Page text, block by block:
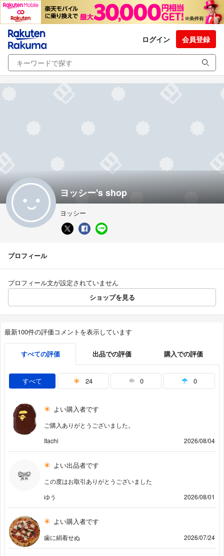
ログイン 会員登録
ヨッシー's shop
ヨッシー
プロフィール
プロフィール文が設定されていません
ショップを見る
最新100件の評価コメントを表示しています
すべての評価 出品での評価 購入での評価
すべて 24 0 0
よい購入者です
ご購入ありがとうございました。
Itachi
2026/08/04
よい出品者です
この度はお取引ありがとうございました
ゆう
2026/08/01
よい購入者です
歯に絹着せぬ 2026/07/24